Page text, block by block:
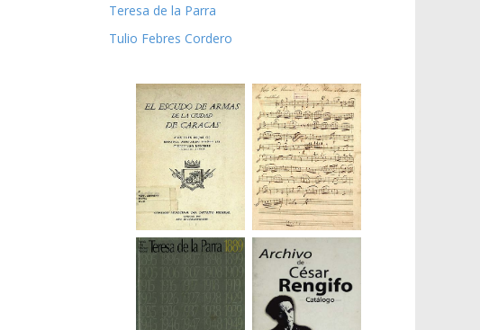
Teresa de la Parra
Tulio Febres Cordero